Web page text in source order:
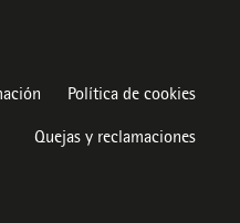
Política de cookies
Quejas y reclamaciones